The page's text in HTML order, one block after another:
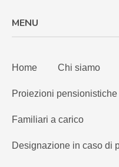
MENU
Home Chi siamo
Proiezioni pensionistiche
Familiari a carico
Designazione in caso di